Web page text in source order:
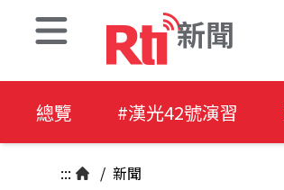
新聞
總覽 #漢光42號演習
::: / 新聞